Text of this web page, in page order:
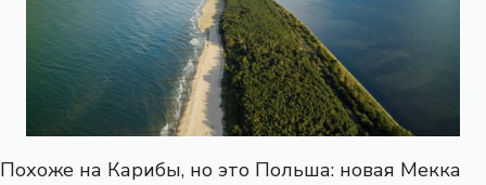
Похоже на Карибы, но это Польша: новая Мекка